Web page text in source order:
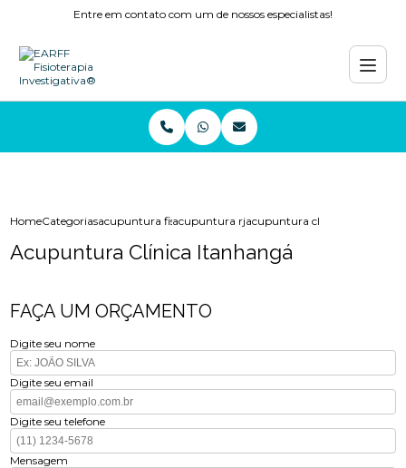
Entre em contato com um de nossos especialistas!
HomeCategoriasacupuntura fisioterapia
acupuntura rjacupuntura clinica itanhanga
Acupuntura Clínica Itanhangá
FAÇA UM ORÇAMENTO
Digite seu nome
Digite seu email
Digite seu telefone
Mensagem